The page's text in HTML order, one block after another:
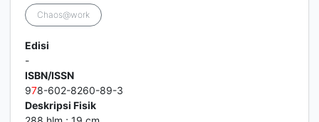
Chaos@work
Edisi
-
ISBN/ISSN
978-602-8260-89-3
Deskripsi Fisik